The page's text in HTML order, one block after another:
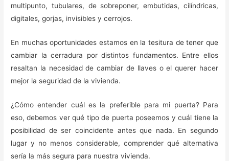
multipunto, tubulares, de sobreponer, embutidas, cilíndricas,
digitales, gorjas, invisibles y cerrojos.
En muchas oportunidades estamos en la tesitura de tener que
cambiar la cerradura por distintos fundamentos. Entre ellos
resaltan la necesidad de cambiar de llaves o el querer hacer
mejor la seguridad de la vivienda.
¿Cómo entender cuál es la preferible para mi puerta? Para
eso, debemos ver qué tipo de puerta poseemos y cuál tiene la
posibilidad de ser coincidente antes que nada. En segundo
lugar y no menos considerable, comprender qué alternativa
sería la más segura para nuestra vivienda.